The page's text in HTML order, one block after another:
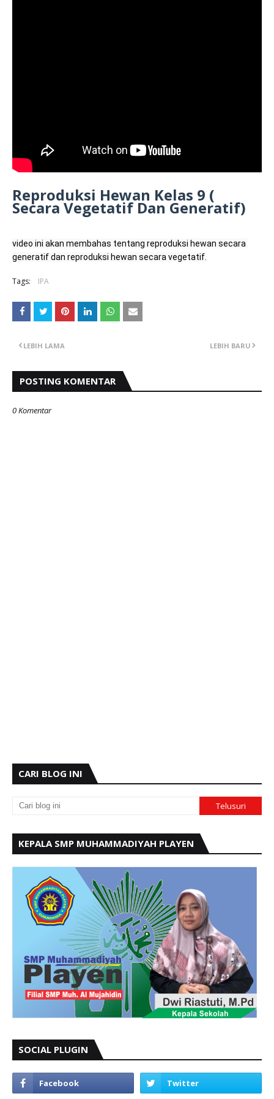
Reproduksi Hewan Kelas 9 (
Secara Vegetatif Dan Generatif)
video ini akan membahas tentang reproduksi hewan secara
generatif dan reproduksi hewan secara vegetatif.
Tags: IPA
LEBIH BARU
LEBIH LAMA
POSTING KOMENTAR
0 Komentar
CARI BLOG INI
KEPALA SMP MUHAMMADIYAH PLAYEN
SOCIAL PLUGIN